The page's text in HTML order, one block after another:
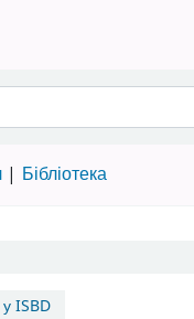
Бібліотека
ISBD